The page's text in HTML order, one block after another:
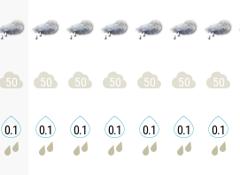
50 50 50 50 50 50 50
0.1 0.1 0.1 0.1 0.1 0.1 0.1